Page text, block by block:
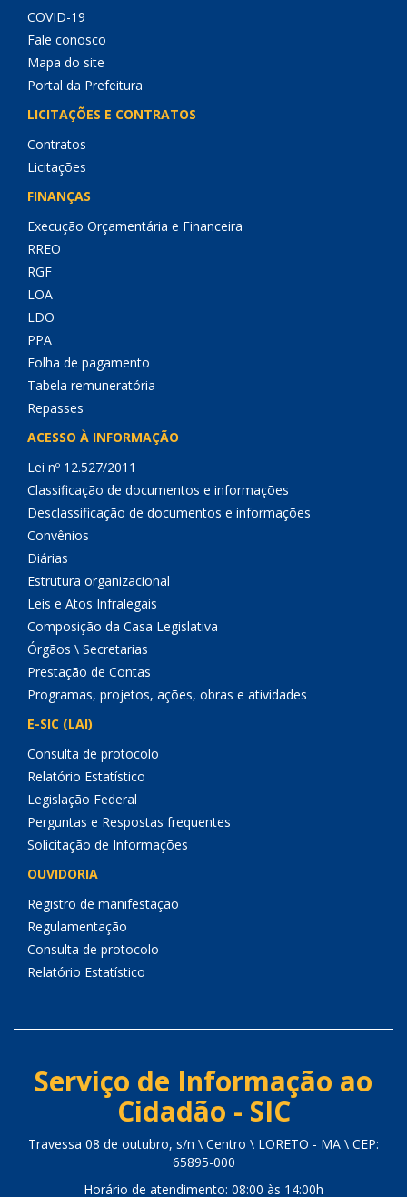
COVID-19
Fale conosco
Mapa do site
Portal da Prefeitura
LICITAÇÕES E CONTRATOS
Contratos
Licitações
FINANÇAS
Execução Orçamentária e Financeira
RREO
RGF
LOA
LDO
PPA
Folha de pagamento
Tabela remuneratória
Repasses
ACESSO À INFORMAÇÃO
Lei nº 12.527/2011
Classificação de documentos e informações
Desclassificação de documentos e informações
Convênios
Diárias
Estrutura organizacional
Leis e Atos Infralegais
Composição da Casa Legislativa
Órgãos \ Secretarias
Prestação de Contas
Programas, projetos, ações, obras e atividades
E-SIC (LAI)
Consulta de protocolo
Relatório Estatístico
Legislação Federal
Perguntas e Respostas frequentes
Solicitação de Informações
OUVIDORIA
Registro de manifestação
Regulamentação
Consulta de protocolo
Relatório Estatístico
Serviço de Informação ao
Cidadão - SIC
Travessa 08 de outubro, s/n \ Centro \ LORETO - MA \ CEP:
65895-000
Horário de atendimento: 08:00 às 14:00h